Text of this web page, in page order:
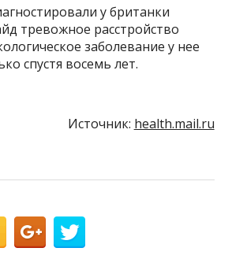
у британки
тревожное расстройство
заболевание у нее
спустя восемь лет.
Источник: health.mail.ru